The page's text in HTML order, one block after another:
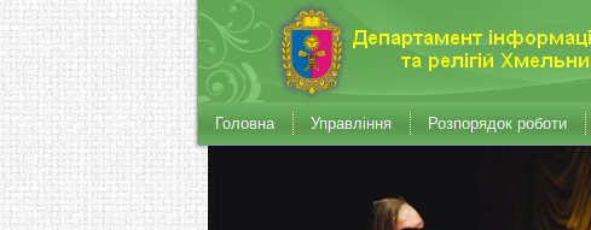
Головна Управління Розпорядок роботи